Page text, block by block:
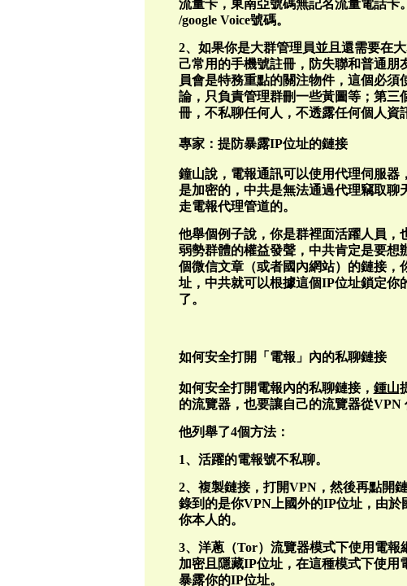
流量卡，東南亞號碼無記名流量電話卡
/google Voice號碼。
2、如果你是大群管理員並且還需要在
己常用的手機號註冊，防失聯和普通朋
員會是特務重點的關注物件，這個必
論，只負責管理群刪一些黃圖等；第三
冊，不私聊任何人，不透露任何個人資
專家：提防暴露IP位址的鏈接
鐘山說，電報通訊可以使用代理伺服
是加密的，中共是無法通過代理竊取聊
走電報代理管道的。
他舉個例子說，你是群裡面活躍人員，
弱勢群體的權益發聲，中共肯定是要想
個微信文章（或者國內網站）的鏈接
址，中共就可以根據這個IP位址鎖定你
了。
如何安全打開「電報」內的私聊鏈接
如何安全打開電報內的私聊鏈接， 鍾山
的流覽器，也要讓自己的流覽器從VPN
他列舉了4個方法：
1、活躍的電報號不私聊。
2、複製鏈接，打開VPN，然後再點開
錄到的是你VPN上國外的IP位址，由
你本人的。
3、洋蔥（Tor）流覽器模式下使用電
加密且隱藏IP位址，在這種模式下使
暴露你的IP位址。